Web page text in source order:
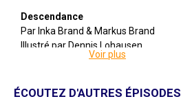
Descendance
Par Inka Brand & Markus Brand
Illustré par Dennis Lohausen
Édité par Gigamic
Pour 12 ans et +
Voir plus
ÉCOUTEZ D'AUTRES ÉPISODES